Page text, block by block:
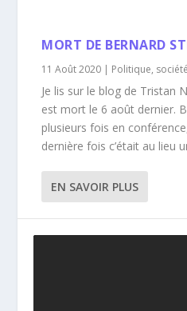
MORT DE BERNARD
11 Août 2020 | Politique, société
Je lis sur le blog de Tristan
est mort le 6 août dernier.
plusieurs fois en
dernière fois c’était au lieu
EN SAVOIR PLUS